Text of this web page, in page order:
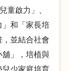
童啟力」、
」和「家長培
並結合社會
舖」，培植與
兒少家庭培育